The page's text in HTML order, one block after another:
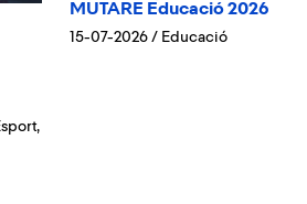
,
MUTARE Educació 2026
15-07-2026 / Educació